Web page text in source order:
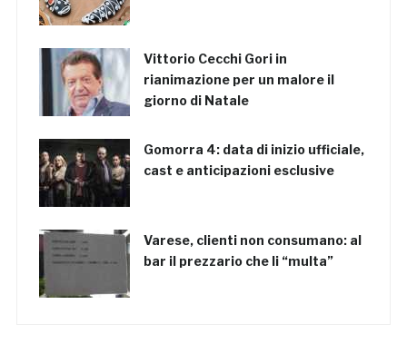
Vittorio Cecchi Gori in
rianimazione per un malore il
giorno di Natale
Gomorra 4: data di inizio ufficiale,
cast e anticipazioni esclusive
Varese, clienti non consumano: al
bar il prezzario che li “multa”